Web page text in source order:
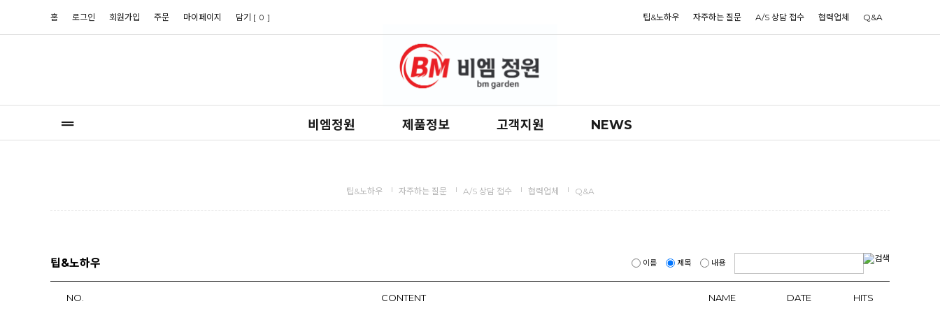
홈 로그인 회원가입 주문 마이페이지 담기 [ 0 ] 팁&노하우 자주하는 질문 A/S 상담 접수 협력업체 Q&A
비엠정원 제품정보 고객지원 NEWS
팁&노하우 자주하는 질문 A/S 상담 접수 협력업체 Q&A
팁&노하우 이름 제목 내용
NO. CONTENT NAME DATE HITS